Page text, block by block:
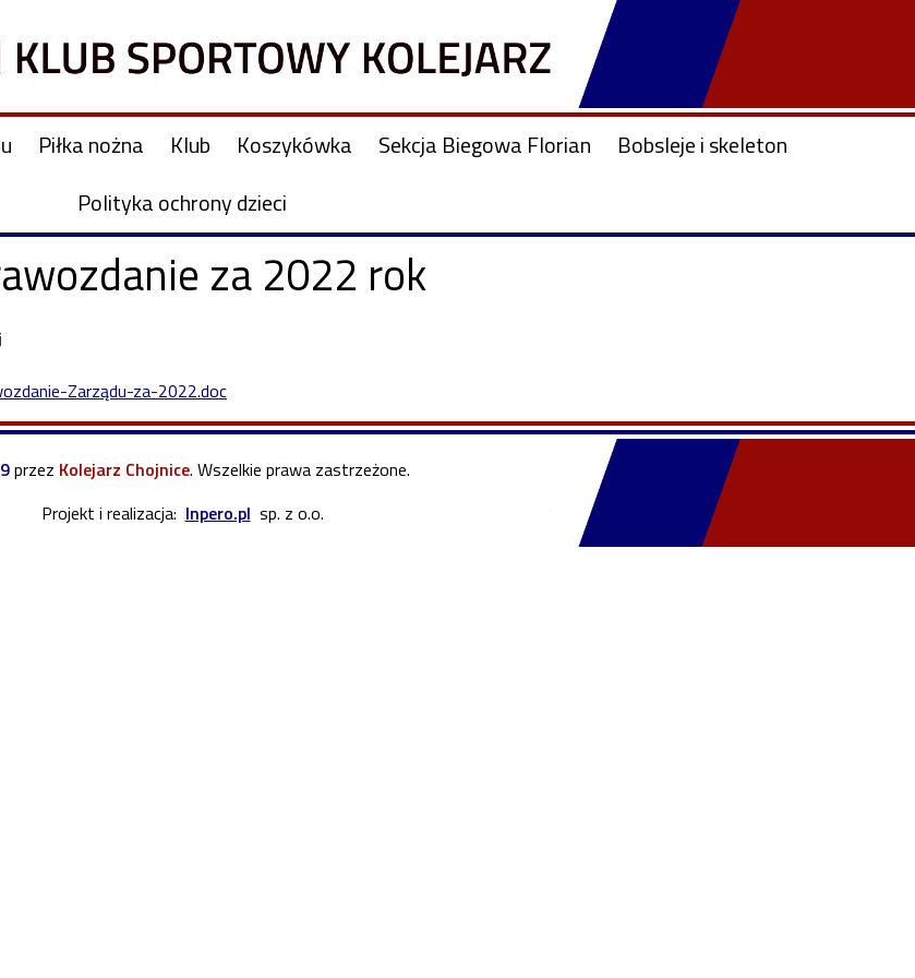
Piłka nożna Klub Koszykówka Sekcja Biegowa Florian
Bobsleje i skeleton
Polityka ochrony dzieci
za 2022 rok
Zarządu-za-2022.doc
przez Kolejarz Chojnice. Wszelkie prawa zastrzeżone.
Projekt i realizacja: Inpero.pl sp. z o.o.